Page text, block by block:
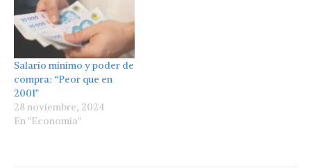
Salario mínimo y poder de
compra: “Peor que en
2001”
28 noviembre, 2024
En "Economía"